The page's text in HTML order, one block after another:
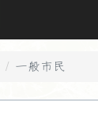
一般市民